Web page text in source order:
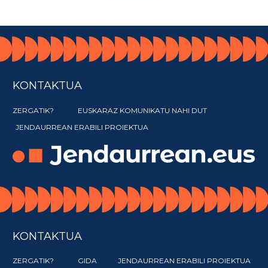
KONTAKTUA
ZERGATIK?
EUSKARAZ KOMUNIKATU NAHI DUT
JENDAURREAN ERABILI PROIEKTUA
KONTAKTUA
ZERGATIK? GIDA JENDAURREAN ERABILI PROIEKTUA